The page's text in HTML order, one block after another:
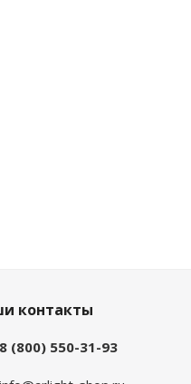
контакты
8 (800) 550-31-93